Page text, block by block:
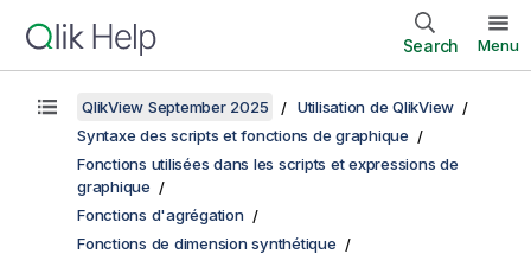
Search Menu
QlikView September 2025
Utilisation de QlikView
Syntaxe des scripts et fonctions de graphique
Fonctions utilisées dans les scripts et expressions de
graphique
Fonctions d'agrégation
Fonctions de dimension synthétique